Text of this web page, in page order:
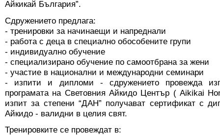
Айкикай България”.
Сдружението предлага:
- тренировки за начинаещи и напреднали
- работа с деца в специално обособените групи
- индивидуално обучение
- специализирано обучение по самоотбрана за жени
- участие в национални и международни семинари
- изпити и дипломи - сдружението провежда
програмата на Световния Айкидо Център ( Aikikai
изпит за степени “ДАН” получават сертификат с
Айкидо - валидни в целия свят.
Тренировките се провеждат в: